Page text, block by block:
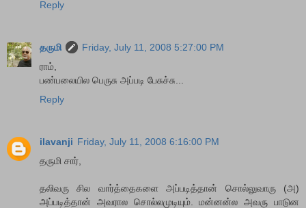
Reply
தருமி
Friday, July 11, 2008 5:27:00 PM
ராம்,
பண்பலையில பெருசு அப்படி பேசுச்சு...
Reply
ilavanji Friday, July 11, 2008 6:16:00 PM
தருமி சார்,
தலிவரு சில வார்த்தைகளை அப்படித்தான் சொல்லுவாரு (அ)
அப்படித்தான் அவரால சொல்லமுடியும். மன்னன்ல அவரு பாடுன